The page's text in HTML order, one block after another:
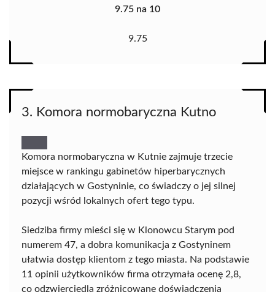
9.75 na 10
9.75
3. Komora normobaryczna Kutno
Komora normobaryczna w Kutnie zajmuje trzecie
miejsce w rankingu gabinetów hiperbarycznych
działających w Gostyninie, co świadczy o jej silnej
pozycji wśród lokalnych ofert tego typu.
Siedziba firmy mieści się w Klonowcu Starym pod
numerem 47, a dobra komunikacja z Gostyninem
ułatwia dostęp klientom z tego miasta. Na podstawie
11 opinii użytkowników firma otrzymała ocenę 2,8,
co odzwierciedla zróżnicowane doświadczenia